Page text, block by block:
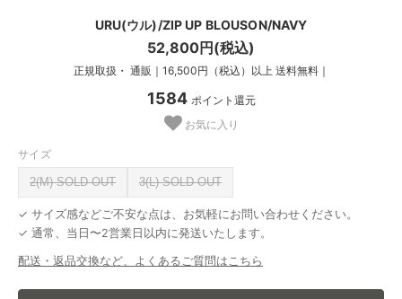
URU(ウル)/ZIP UP BLOUSON/NAVY
52,800円(税込)
正規取扱・ 通販｜16,500円（税込）以上 送料無料｜
1584 ポイント還元
お気に入り
サイズ
2(M) SOLD OUT 3(L) SOLD OUT
✓ サイズ感などご不安な点は、お気軽にお問い合わせください。
✓ 通常、当日〜2営業日以内に発送いたします。
配送・返品交換など、よくあるご質問はこちら